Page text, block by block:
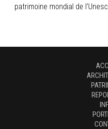
patrimoine mondial de